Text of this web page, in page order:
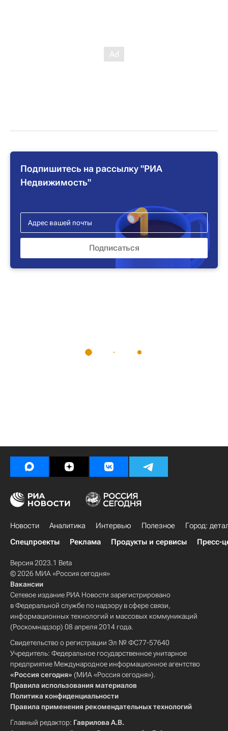
Подпишитесь на рассылку "РИА
Недвижимость"
Новости Аналитика Интервью Полезное
Город:
Спецпроекты
Реклама Продукты и сервисы Пресс-
Версия 2023.1 Beta
© 2026 МИА «Россия сегодня»
Вакансии
Сетевое издание РИА Новости зарегистрировано
в Федеральной службе по надзору в сфере связи,
информационных технологий и массовых коммуникаций
(Роскомнадзор) 08 апреля 2014 года.
Свидетельство о регистрации Эл № ФС77-57640
Учредитель: Федеральное государственное унитарное
предприятие Международное информационное агентство
«Россия сегодня» (МИА «Россия сегодня»).
Правила использования материалов
Политика конфиденциальности
Правила применения рекомендательных технологий
Главный редактор: Гаврилова А.В.